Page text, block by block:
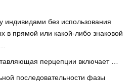
индивидами без использования
в прямой или какой-либо знаковой
перцепции включает …
последовательности фазы